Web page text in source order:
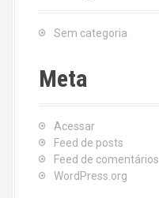
Sem categoria
Meta
Acessar
Feed de posts
Feed de comentários
WordPress.org